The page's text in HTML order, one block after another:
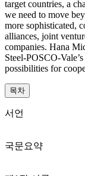
target countries, a
we need to move
more sophisticated,
alliances, joint
companies. Hana
Steel-POSCO-
possibilities for
목차
서언
국문요약